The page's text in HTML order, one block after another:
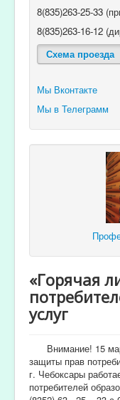
8(835)263-25-33
8(835)263-16-12
Схема проезда
Мы Вконтакте
Мы в Телеграмм
«Горячая
услуг
Внимание! 15
защиты прав
г. Чебоксары
потребителей